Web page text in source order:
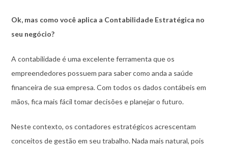
Ok, mas como você aplica a Contabilidade Estratégica no
seu negócio?
A contabilidade é uma excelente ferramenta que os
empreendedores possuem para saber como anda a saúde
financeira de sua empresa. Com todos os dados contábeis em
mãos, fica mais fácil tomar decisões e planejar o futuro.
Neste contexto, os contadores estratégicos acrescentam
conceitos de gestão em seu trabalho. Nada mais natural, pois